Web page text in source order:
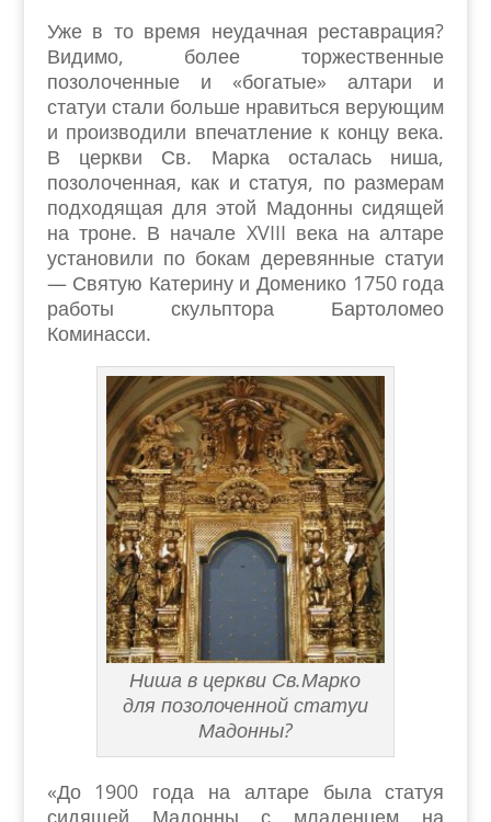
Уже в то время неудачная реставрация?
Видимо, более торжественные
позолоченные и «богатые» алтари и
статуи стали больше нравиться верующим
и производили впечатление к концу века.
В церкви Св. Марка осталась ниша,
позолоченная, как и статуя, по размерам
подходящая для этой Мадонны сидящей
на троне. В начале XVIII века на алтаре
установили по бокам деревянные статуи
— Святую Катерину и Доменико 1750 года
работы скульптора Бартоломео
Коминасси.
Ниша в церкви Св.Марко
для позолоченной статуи
Мадонны?
«До 1900 года на алтаре была статуя